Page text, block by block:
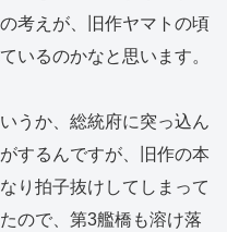
考えが、旧作ヤマトの頃
いるのかなと思います。
うか、総統府に突っ込ん
するんですが、旧作の本
り拍子抜けしてしまって
ので、第3艦橋も溶け落